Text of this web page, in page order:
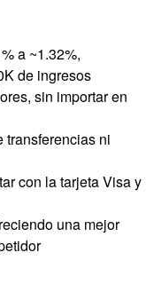
a ~1.32%,
de ingresos
sin importar en
transferencias ni
con la tarjeta Visa y
una mejor